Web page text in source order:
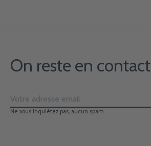
On reste en contact
Ne vous inquiétez pas, aucun spam